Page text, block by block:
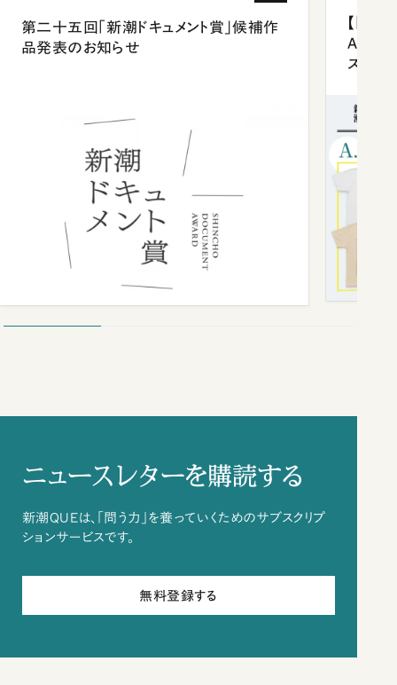
第二十五回「新潮ドキュメント賞」候補作
品発表のお知らせ
【「新
ズプレ
ニュースレターを購読する
新潮QUEは、「問う力」を養っていくためのサブスクリプ
ションサービスです。
無料登録する